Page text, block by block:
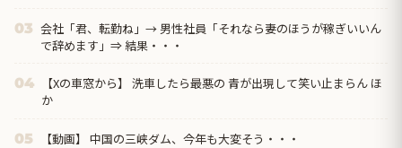
03 会社「君、転勤ね」→ 男性社員「それなら妻のほうが稼ぎいいん
で辞めます」⇒ 結果・・・
04
【Xの車窓から】 洗車したら最悪の 青が出現して笑い止まらん ほ
か
05 【動画】 中国の三峡ダム、今年も大変そう・・・